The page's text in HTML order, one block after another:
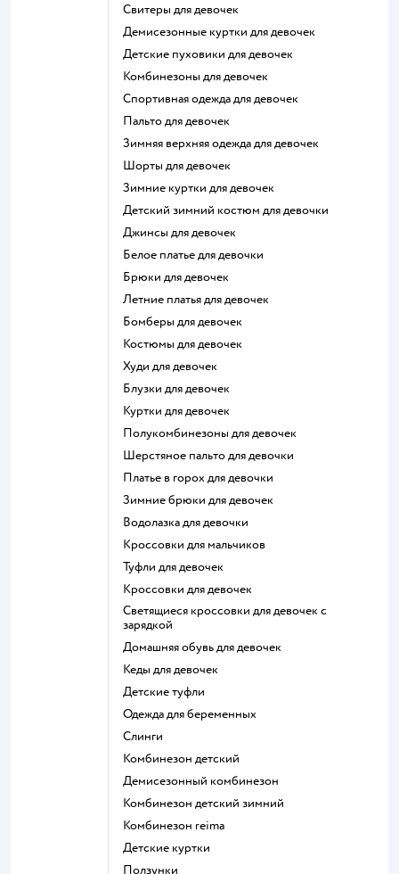
Свитеры для девочек
Демисезонные куртки для девочек
Детские пуховики для девочек
Комбинезоны для девочек
Спортивная одежда для девочек
Пальто для девочек
Зимняя верхняя одежда для девочек
Шорты для девочек
Зимние куртки для девочек
Детский зимний костюм для девочки
Джинсы для девочек
Белое платье для девочки
Брюки для девочек
Летние платья для девочек
Бомберы для девочек
Костюмы для девочек
Худи для девочек
Блузки для девочек
Куртки для девочек
Полукомбинезоны для девочек
Шерстяное пальто для девочки
Платье в горох для девочки
Зимние брюки для девочек
Водолазка для девочки
Кроссовки для мальчиков
Туфли для девочек
Кроссовки для девочек
Светящиеся кроссовки для девочек с
зарядкой
Домашняя обувь для девочек
Кеды для девочек
Детские туфли
Одежда для беременных
Слинги
Комбинезон детский
Демисезонный комбинезон
Комбинезон детский зимний
Комбинезон reima
Детские куртки
Ползунки